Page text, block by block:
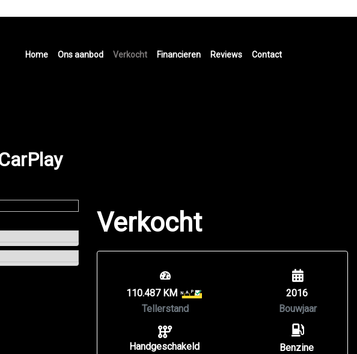
Home Ons aanbod Verkocht Financieren Reviews Contact
Verkocht
110.487 KM
Tellerstand
Handgeschakeld
2016
Bouwjaar
Benzine